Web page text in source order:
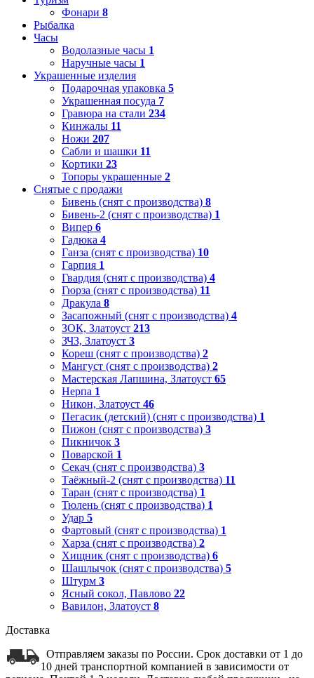
Фонари 8
Рыбалка
Часы
Водолазные часы 1
Наручные часы 1
Украшенные изделия
Подарочная упаковка 5
Украшенная посуда 7
Гравюра на стали 234
Кинжалы 11
Ножи 207
Сабли и шашки 11
Кортики 23
Топоры украшенные 2
Снятые с продажи
Бивень (снят с производства) 8
Бивень-2 (снят с производства) 1
Випер 6
Гадюка 4
Ганза (снят с производства) 10
Гарпия 1
Гвардия (снят с производства) 4
Гюрза (снят с производства) 11
Дракула 8
Засапожный (снят с производства) 4
ЗОК, Златоуст 213
ЗЧЗ, Златоуст 3
Кореш (снят с производства) 2
Мангуст (снят с производства) 2
Мастерская Лапшина, Златоуст 65
Нерпа 1
Никон, Златоуст 46
Пегасик (детский) (снят с производства) 1
Пижон (снят с производства) 3
Пикничок 3
Поварской 1
Секач (снят с производства) 3
Таёжный-2 (снят с производства) 11
Таран (снят с производства) 1
Тюлень (снят с производства) 1
Удар 5
Фартовый (снят с производства) 1
Харза (снят с производства) 2
Хищник (снят с производства) 6
Шашлычок (снят с производства) 5
Штурм 3
Ясный сокол, Павлово 22
Вавилон, Златоуст 8
Доставка
Отправляем заказы по России. Срок доставки от 1 до
10 дней транспортной компанией в зависимости от